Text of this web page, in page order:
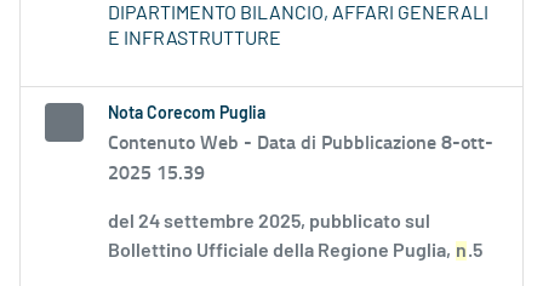
DIPARTIMENTO BILANCIO, AFFARI GENERALI
E INFRASTRUTTURE
Nota Corecom Puglia
Contenuto Web - Data di Pubblicazione 8-ott-
2025 15.39
del 24 settembre 2025, pubblicato sul
Bollettino Ufficiale della Regione Puglia, n.5